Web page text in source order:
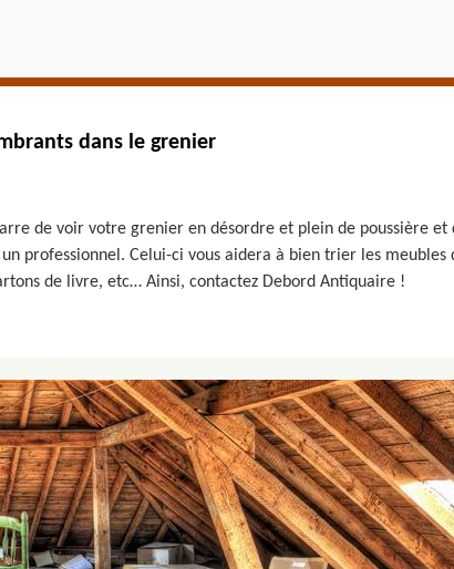
dans le grenier
de voir votre grenier en désordre et plein de poussière et
professionnel. Celui-ci vous aidera à bien trier les meubles
de livre, etc… Ainsi, contactez Debord Antiquaire !